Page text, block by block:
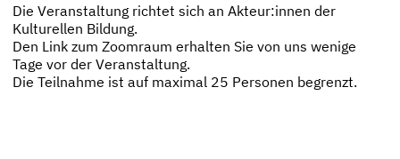
Die Veranstaltung richtet sich an Akteur:innen der
Kulturellen Bildung.
Den Link zum Zoomraum erhalten Sie von uns wenige
Tage vor der Veranstaltung.
Die Teilnahme ist auf maximal 25 Personen begrenzt.